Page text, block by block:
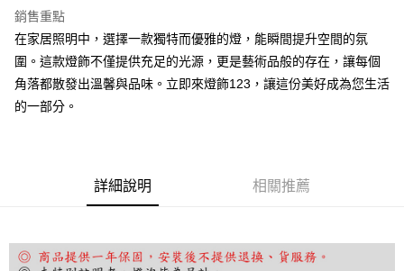
悠遊付
Google Pay
全盈+PAY
AFTEE先享後付
【「AFTEE先享後付」結帳流程】
每筆NT$180，滿NT$5,000(含以上)免運費
銷售重點
在家居照明中，選擇一款獨特而優雅的燈，能瞬間提升空間的氛
圍。這款燈飾不僅提供充足的光源，更是藝術品般的存在，讓每個
角落都散發出溫馨與品味。立即來燈飾123，讓這份美好成為您生活
的一部分。
詳細說明 相關推薦